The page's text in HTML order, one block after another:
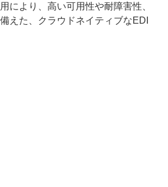
により、高い可用性や耐障害性、
えた、クラウドネイティブなEDI